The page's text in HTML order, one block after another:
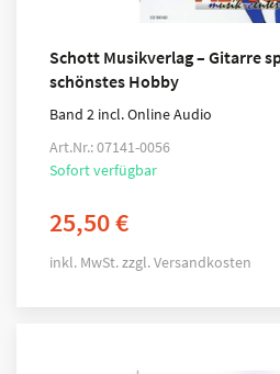
Schott Musikverlag – Gitarre
schönstes Hobby
Band 2 incl. Online Audio
Art.Nr.: 07141-0056
Sofort verfügbar
25,50€
inkl. MwSt.zzgl.Versandkosten